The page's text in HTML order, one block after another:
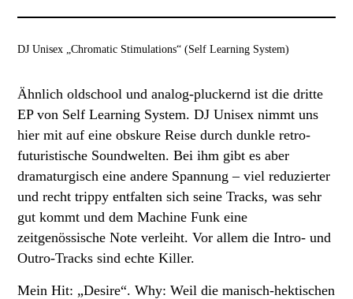
DJ Unisex „Chromatic Stimulations“ (Self Learning System)
Ähnlich oldschool und analog-pluckernd ist die dritte
EP von Self Learning System. DJ Unisex nimmt uns
hier mit auf eine obskure Reise durch dunkle retro-
futuristische Soundwelten. Bei ihm gibt es aber
dramaturgisch eine andere Spannung – viel reduzierter
und recht trippy entfalten sich seine Tracks, was sehr
gut kommt und dem Machine Funk eine
zeitgenössische Note verleiht. Vor allem die Intro- und
Outro-Tracks sind echte Killer.
Mein Hit: „Desire“. Why: Weil die manisch-hektischen